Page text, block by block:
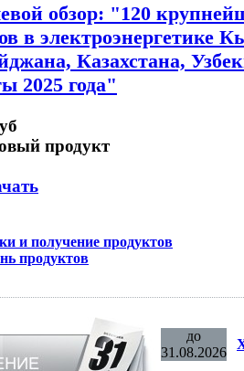
обзор: "120
в электроэнергетике
Казахстана,
2025 года"
продукт
и получение продуктов
продуктов
до
31.08.2026